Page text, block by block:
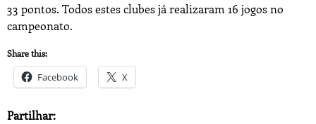
33 pontos. Todos estes clubes já realizaram 16 jogos no
campeonato.
Share this:
Facebook X
Partilhar: